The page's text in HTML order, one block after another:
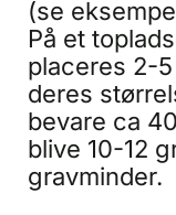
(se
På et
placeres 2-
deres
bevare ca
blive 10-12
gravminder.